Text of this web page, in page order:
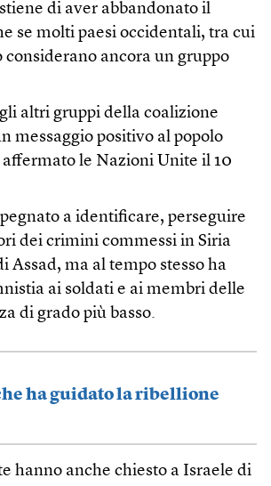
di aver abbandonato il
se molti paesi occidentali, tra cui
considerano ancora un gruppo
altri gruppi della coalizione
messaggio positivo al popolo
affermato le Nazioni Unite il 10
a identificare, perseguire
dei crimini commessi in Siria
Assad, ma al tempo stesso ha
ai soldati e ai membri delle
di grado più basso.
ha guidato la ribellione
hanno anche chiesto a Israele di